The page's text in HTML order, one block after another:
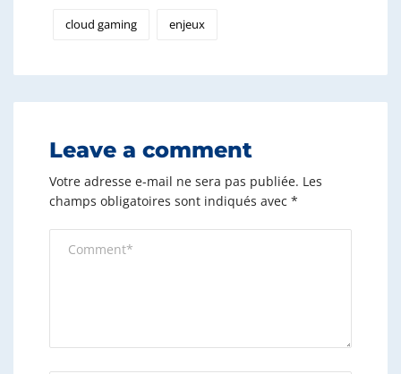
cloud gaming enjeux
Leave a comment
Votre adresse e-mail ne sera pas publiée. Les
champs obligatoires sont indiqués avec *